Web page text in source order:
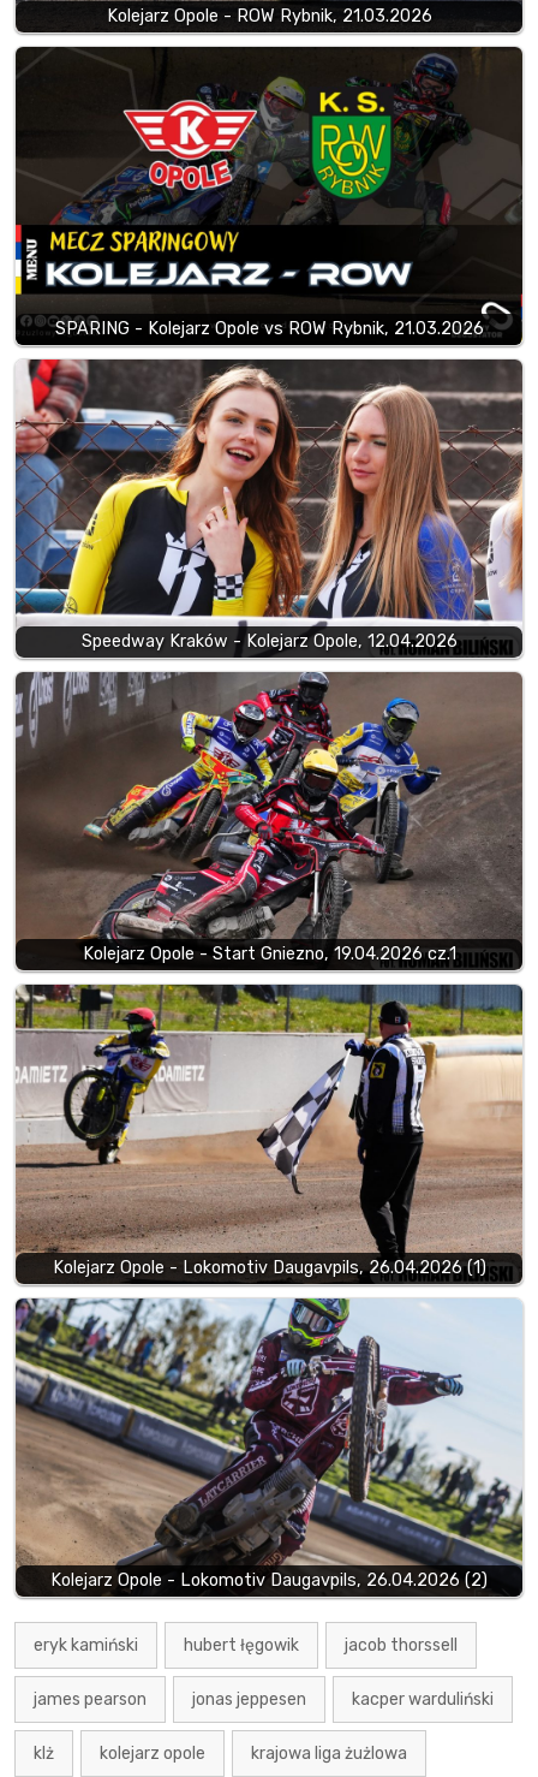
Kolejarz Opole - ROW Rybnik, 21.03.2026
SPARING - Kolejarz Opole vs ROW Rybnik, 21.03.2026
Speedway Kraków - Kolejarz Opole, 12.04.2026
Kolejarz Opole - Start Gniezno, 19.04.2026 cz.1
Kolejarz Opole - Lokomotiv Daugavpils, 26.04.2026 (1)
Kolejarz Opole - Lokomotiv Daugavpils, 26.04.2026 (2)
eryk kamiński hubert łęgowik jacob thorssell
james pearson jonas jeppesen kacper warduliński
klż kolejarz opole krajowa liga żużlowa